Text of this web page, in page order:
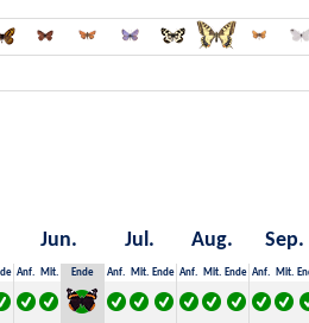
Jun. Jul. Aug. Sep.
Anf. Mit. Ende Anf. Mit. Ende Anf. Mit. Ende Anf. Mit.